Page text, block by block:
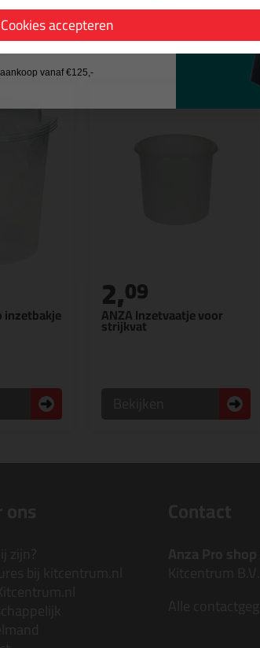
inzetbakje ANZA Inzetvaatje voor
strijkvat
2,09
Cookies accepteren
geen cadeau
vanaf €125,-